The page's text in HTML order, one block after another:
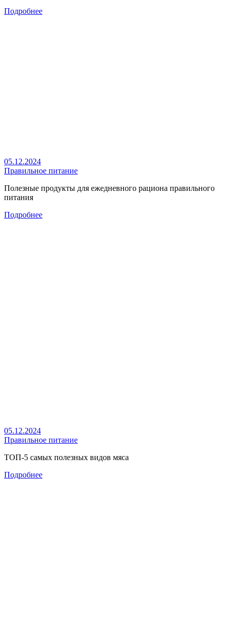
Подробнее
05.12.2024
Правильное питание
Полезные продукты для ежедневного рациона правильного
питания
Подробнее
05.12.2024
Правильное питание
ТОП-5 самых полезных видов мяса
Подробнее